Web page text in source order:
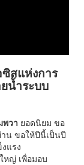
สแห่งการ
น้ำระบบ
พวา ยอดนิยม ขอ
น ขอให้ปีนี้เป็นปี
แรง
หญ่ เพื่อมอบ